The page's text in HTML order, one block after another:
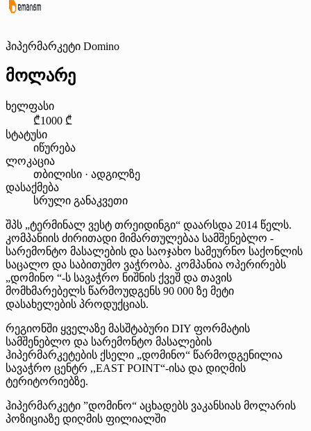
ჰიპერმარკეტი Domino
მოლარე
ხელფასი
₾1000 ₾
სტატუსი
იწურება
ლოკაცია
თბილისი · ადგილზე
დასაქმება
სრული განაკვეთი
შპს „ტერმინალ ვესტ თრეიდინგი“ დაარსდა 2014 წელს.
კომპანიის ძირითადი მიმართულებაა სამშენებლო -
სარემონტო მასალების და საოჯახო სამეურნო საქონლის
საცალო და საბითუმო ვაჭრობა. კომპანია ოპერირებს
„დომინო “-ს სავაჭრო ნიშნის ქვეშ და თავის
მომხმარებელს წარმოუდგენს 90 000 ზე მეტი
დასახელების პროდუქციას.
რეგიონში ყველაზე მასშტაბური DIY ფორმატის
სამშენებლო და სარემონტო მასალების
ჰიპერმარკეტების ქსელი „დომინო“ წარმოდგენილია
სავაჭრო ცენტრ ,,EAST POINT“-ისა და დიღმის
ტერიტორიებზე.
ჰიპერმარკეტი ”დომინო“ აცხადებს ვაკანსიას მოლარის
პოზიციაზე დიღმის ფილიალში